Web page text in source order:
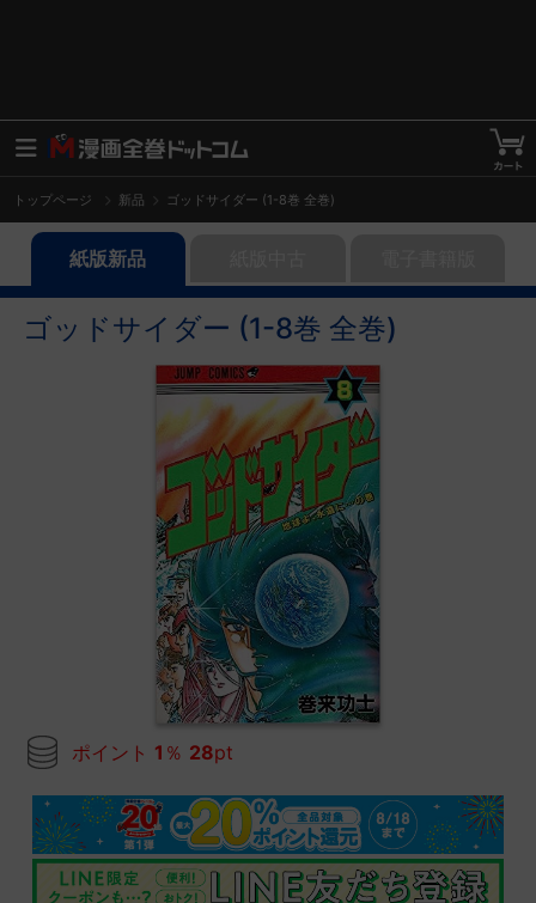
トップページ 新品 ゴッドサイダー (1-8巻 全巻)
紙版新品
ゴッドサイダー (1-8巻 全巻)
ポイント 1 ％ 28pt